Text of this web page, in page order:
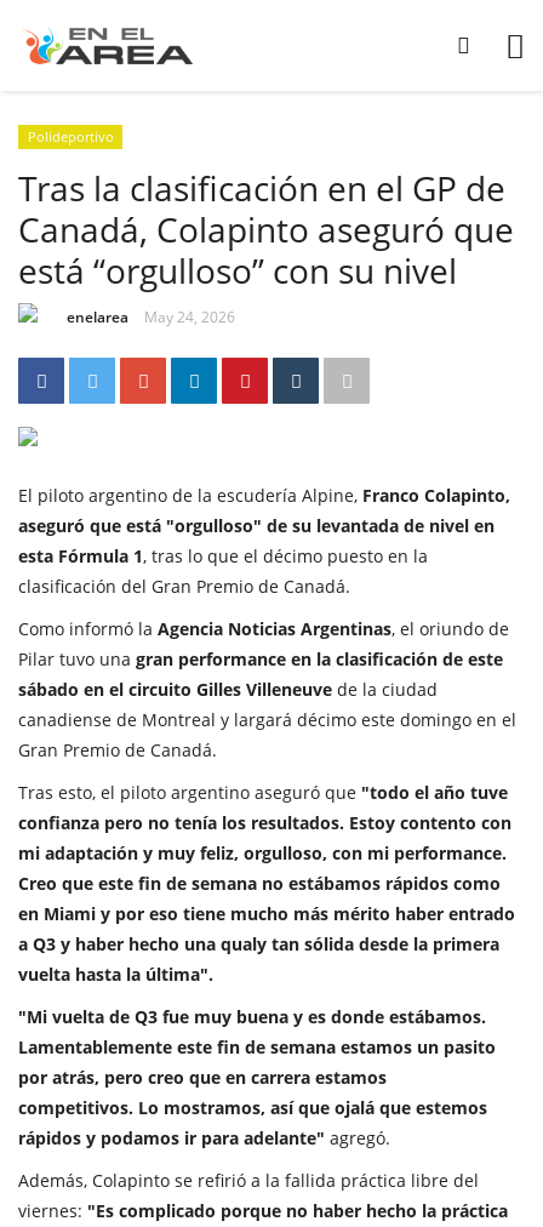
Polideportivo
Tras la clasificación en el GP de
Canadá, Colapinto aseguró que
está “orgulloso” con su nivel
enelarea May 24, 2026
El piloto argentino de la escudería Alpine, Franco Colapinto,
aseguró que está "orgulloso" de su levantada de nivel en
esta Fórmula 1, tras lo que el décimo puesto en la
clasificación del Gran Premio de Canadá.
Como informó la Agencia Noticias Argentinas, el oriundo de
Pilar tuvo una gran performance en la clasificación de este
sábado en el circuito Gilles Villeneuve de la ciudad
canadiense de Montreal y largará décimo este domingo en el
Gran Premio de Canadá.
Tras esto, el piloto argentino aseguró que "todo el año tuve
confianza pero no tenía los resultados. Estoy contento con
mi adaptación y muy feliz, orgulloso, con mi performance.
Creo que este fin de semana no estábamos rápidos como
en Miami y por eso tiene mucho más mérito haber entrado
a Q3 y haber hecho una qualy tan sólida desde la primera
vuelta hasta la última".
"Mi vuelta de Q3 fue muy buena y es donde estábamos.
Lamentablemente este fin de semana estamos un pasito
por atrás, pero creo que en carrera estamos
competitivos. Lo mostramos, así que ojalá que estemos
rápidos y podamos ir para adelante" agregó.
Además, Colapinto se refirió a la fallida práctica libre del
viernes: "Es complicado porque no haber hecho la práctica